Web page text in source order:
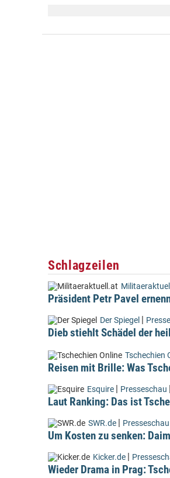
Schlagzeilen
Präsident Petr Pavel
Der Spiegel |
Dieb stiehlt Schädel der
Tschechien
Reisen mit Brille: Was
Esquire | Presseschau |
Laut Ranking: Das ist
SWR.de | Presseschau
Um Kosten zu senken:
Kicker.de |
Wieder Drama in Prag: